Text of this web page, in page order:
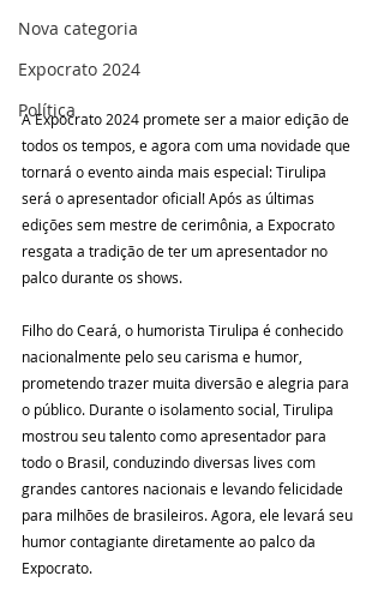
Nova categoria
Expocrato 2024
Política
A Expocrato 2024 promete ser a maior edição de
todos os tempos, e agora com uma novidade que
tornará o evento ainda mais especial: Tirulipa
será o apresentador oficial! Após as últimas
edições sem mestre de cerimônia, a Expocrato
resgata a tradição de ter um apresentador no
palco durante os shows.
Filho do Ceará, o humorista Tirulipa é conhecido
nacionalmente pelo seu carisma e humor,
prometendo trazer muita diversão e alegria para
o público. Durante o isolamento social, Tirulipa
mostrou seu talento como apresentador para
todo o Brasil, conduzindo diversas lives com
grandes cantores nacionais e levando felicidade
para milhões de brasileiros. Agora, ele levará seu
humor contagiante diretamente ao palco da
Expocrato.